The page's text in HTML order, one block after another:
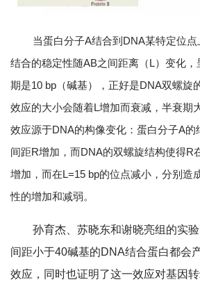
当蛋白分子A结合到DNA某特定位
结合的稳定性随AB之间距离（L）变化
期是10 bp（碱基），正好是DNA双螺旋
效应的大小会随着L增加而衰减，半衰期
效应源于DNA的构像变化：蛋白分子A的
间距R增加，而DNA的双螺旋结构使得R
增加，而在L=15 bp的位点减小，分别造
性的增加和减弱。
孙育杰、苏晓东和谢晓亮组的实
间距小于40碱基的DNA结合蛋白都会
效应，同时也证明了这一效应对基因